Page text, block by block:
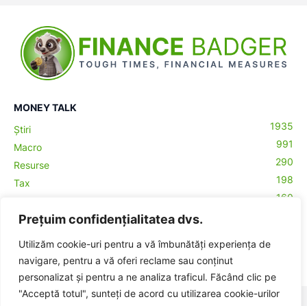
Prețuim confidențialitatea dvs.
Utilizăm cookie-uri pentru a vă îmbunătăți experiența de
navigare, pentru a vă oferi reclame sau conținut
personalizat și pentru a ne analiza traficul. Făcând clic pe
"Acceptă totul", sunteți de acord cu utilizarea cookie-urilor
MONEY TALK
Știri
1935
Macro
991
Resurse
290
Tax
198
160
Contabilitate
Crypto